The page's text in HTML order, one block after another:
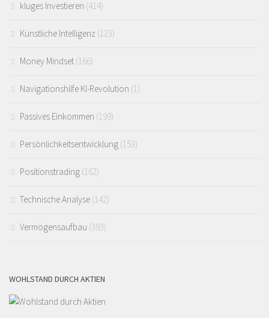
kluges Investieren (414)
Künstliche Intelligenz (123)
Money Mindset (166)
Navigationshilfe KI-Revolution (1)
Passives Einkommen (199)
Persönlichkeitsentwicklung (153)
Positionstrading (162)
Technische Analyse (142)
Vermögensaufbau (393)
WOHLSTAND DURCH AKTIEN